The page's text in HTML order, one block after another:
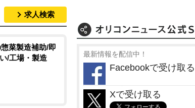
求人検索
菜製造補助/即
/工場・製造
最新情報を配信中！
Facebookで受け取る
Xで受け取る